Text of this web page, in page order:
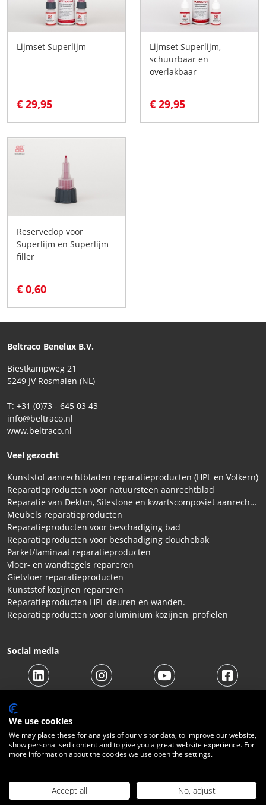
Lijmset Superlijm
€ 29,95
Lijmset Superlijm,
schuurbaar en
overlakbaar
€ 29,95
Reservedop voor
Superlijm en Superlijm
filler
€ 0,60
Beltraco Benelux B.V.
Biestkampweg 21
5249 JV Rosmalen (NL)
T: +31 (0)73 - 645 03 43
info@beltraco.nl
www.beltraco.nl
Veel gezocht
Kunststof aanrechtbladen reparatieproducten (HPL en Volkern)
Reparatieproducten voor natuursteen aanrechtblad
Reparatie van Dekton, Silestone en kwartscomposiet aanrechtbladen
Meubels reparatieproducten
Reparatieproducten voor beschadiging bad
Reparatieproducten voor beschadiging douchebak
Parket/laminaat reparatieproducten
Vloer- en wandtegels repareren
Gietvloer reparatieproducten
Kunststof kozijnen repareren
Reparatieproducten HPL deuren en wanden.
Reparatieproducten voor aluminium kozijnen, profielen
Social media
© 2026 Beltraco Benelux B.V. |Algemene voorwaarden
Verzendkosten|Contact
We use cookies
We may place these for analysis of our visitor data, to improve our website,
show personalised content and to give you a great website experience. For
more information about the cookies we use open the settings.
Accept all No, adjust